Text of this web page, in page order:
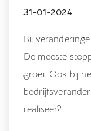
31-01-2024
Bij
De meeste
groei. Ook bij
realiseer?